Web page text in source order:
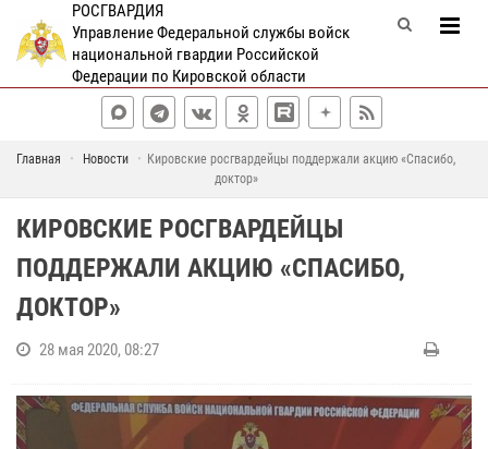
РОСГВАРДИЯ
Управление Федеральной службы войск
национальной гвардии Российской
Федерации по Кировской области
Главная Новости
Кировские росгвардейцы поддержали акцию «Спасибо,
доктор»
КИРОВСКИЕ РОСГВАРДЕЙЦЫ
ПОДДЕРЖАЛИ АКЦИЮ «СПАСИБО,
ДОКТОР»
28 мая 2020, 08:27